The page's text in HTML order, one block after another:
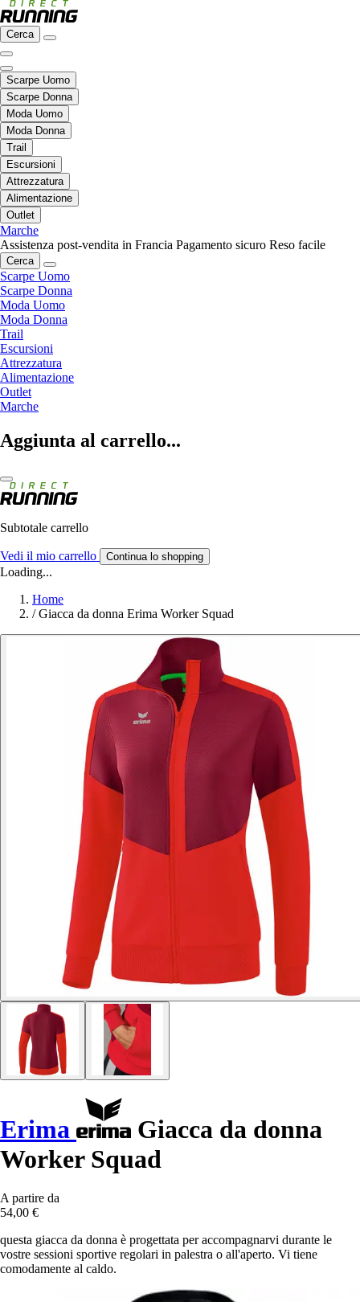
Cerca
Scarpe Uomo
Scarpe Donna
Moda Uomo
Moda Donna
Trail
Escursioni
Attrezzatura
Alimentazione
Outlet
Marche
Assistenza post-vendita in Francia Pagamento sicuro Reso facile
Cerca
Scarpe Uomo
Scarpe Donna
Moda Uomo
Moda Donna
Trail
Escursioni
Attrezzatura
Alimentazione
Outlet
Marche
Aggiunta al carrello...
Subtotale carrello
Vedi il mio carrello Continua lo shopping
Loading...
Home
/ Giacca da donna Erima Worker Squad
Erima
Giacca da donna
Worker Squad
A partire da
54,00 €
questa giacca da donna è progettata per accompagnarvi durante le
vostre sessioni sportive regolari in palestra o all'aperto. Vi tiene
comodamente al caldo.